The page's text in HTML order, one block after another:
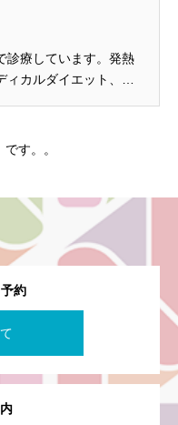
診療しています。発熱
ィカルダイエット、糖
応。簡単アプリ予約で
す。。
約